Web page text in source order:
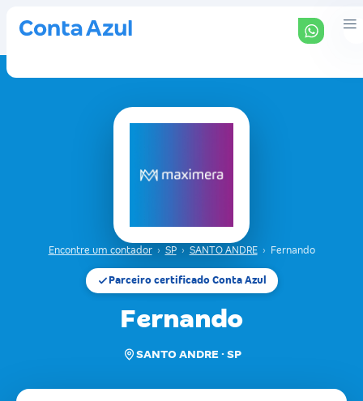
Encontre um contador › SP › SANTO ANDRE › Fernando
Parceiro certificado Conta Azul
Fernando
SANTO ANDRE · SP